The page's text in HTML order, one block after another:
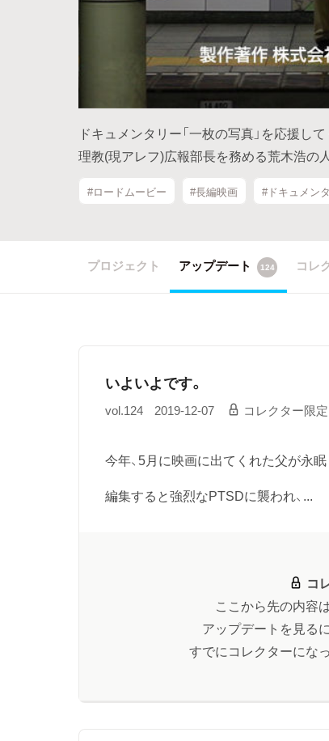
ドキュメンタリー「一枚の写真」を応援し
理教(現アレフ)広報部長を務める荒木浩の
#ロードムービー #長編映画 #ドキュメン
プロジェクト アップデート 124 コレ
いよいよです。
vol.124 2019-12-07 コレクター限定
今年、5月に映画に出てくれた父が永眠
編集すると強烈なPTSDに襲われ、...
コ
ここから先の内容
アップデートを見る
すでにコレクターにな